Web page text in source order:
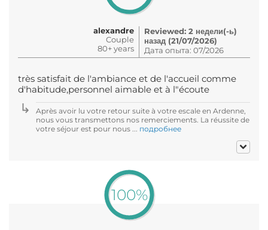
alexandre
Couple
80+ years
Reviewed: 2 недели(-ь)
назад (21/07/2026)
Дата опыта: 07/2026
très satisfait de l'ambiance et de l'accueil comme
d'habitude,personnel aimable et à l"écoute
Après avoir lu votre retour suite à votre escale en Ardenne,
nous vous transmettons nos remerciements. La réussite de
votre séjour est pour nous ... подробнее
100%